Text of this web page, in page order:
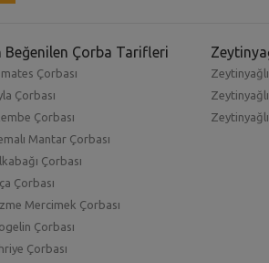
Beğenilen Çorba Tarifleri
Çorbası
Çorbası
Çorbası
Mantar Çorbası
Çorbası
Çorbası
Mercimek Çorbası
Çorbası
Çorbası